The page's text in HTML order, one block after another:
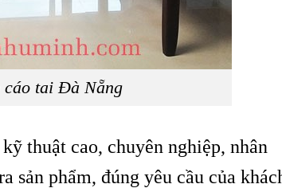
cáo tai Đà Nẵng
thuật cao, chuyên nghiệp, nhân
sản phẩm, đúng yêu cầu của